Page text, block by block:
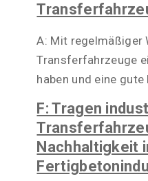
A: Mit regelmäßiger
Transferfahrzeuge
haben und eine
F: Tragen
Nachhaltigkeit